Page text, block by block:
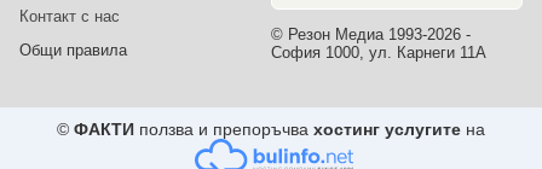
Контакт с нас
Общи правила
© Резон Медиа 1993-2026 -
София 1000, ул. Карнеги 11А
© ФАКТИ ползва и препоръчва хостинг услугите на